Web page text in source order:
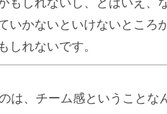
いかないといけないところ
しれないです。
は、チーム感ということな